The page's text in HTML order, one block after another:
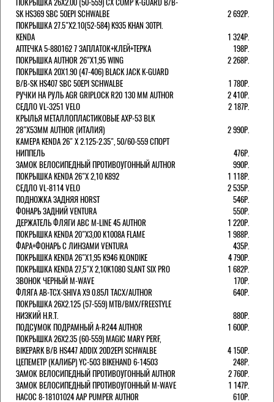
SK HS369 SBC 50EPI SCHWALBE
2 692Р.
ПОКРЫШКА 27.5"Х2.10(52-584) K935 KHAN 30TPI.
KENDA
1 324Р.
АПТЕЧКА 5-880162 7 ЗАПЛАТОК+КЛЕЙ+ТЕРКА
198Р.
ПОКРЫШКА AUTHOR 26"Х1,95 WING
2 268Р.
ПОКРЫШКА 20X1.90 (47-406) BLACK JACK K-GUARD
B/B-SK HS407 SBC 50EPI SCHWALBE
1 780Р.
РУЧКИ НА РУЛЬ AGR GRIPLOCK R20 130 ММ AUTHOR
2 410Р.
СЕДЛО VL-3251 VELO
2 187Р.
КРЫЛЬЯ МЕТАЛЛОПЛАСТИКОВЫЕ AXP-53 BLK
28"Х53ММ AUTHOR (ИТАЛИЯ)
2 990Р.
КАМЕРА KENDA 26" Х 2.125-2.35", 50/60-559 СПОРТ
НИППЕЛЬ
476Р.
ЗАМОК ВЕЛОСИПЕДНЫЙ ПРОТИВОУГОННЫЙ AUTHOR
990Р.
ПОКРЫШКА KENDA 26"Х 2,10 K892
1 118Р.
СЕДЛО VL-8114 VELO
2 535Р.
ПОДНОЖКА ЗАДНЯЯ HORST
546Р.
ФОНАРЬ ЗАДНИЙ VENTURA
550Р.
ДЕРЖАТЕЛЬ ФЛЯГИ АВС M-LINE 45 AUTHOR
1 220Р.
ПОКРЫШКА KENDA 20"Х3,00 K1008A FLAME
1 988Р.
ФАРА+ФОНАРЬ С ЛИНЗАМИ VENTURA
435Р.
ПОКРЫШКА KENDA 26"Х1,95 K946 KLONDIKE
4 790Р.
ПОКРЫШКА KENDA 27,5"Х 2,10K1080 SLANT SIX PRO
1 682Р.
ЗВОНОК ЧЕРНЫЙ M-WAVE
170Р.
ФЛЯГА AB-TCX-SHIVA X9 0.85Л TACX/AUTHOR
640Р.
ПОКРЫШКА 26X2.125 (57-559) MTB/BMX/FREESTYLE
НИЗКИЙ H.R.T.
880Р.
ПОДСУМОК ПОДРАМНЫЙ A-R244 AUTHOR
1 600Р.
ПОКРЫШКА 26X2.35 (60-559) MAGIC MARY PERF,
BIKEPARK B/B HS447 ADDIX 20D2EPI SCHWALBE
4 150Р.
ЦЕПЕМЕТР (КАЛИБР) YC-503 BIKEHAND 6-14503
248Р.
ЗАМОК ВЕЛОСИПЕДНЫЙ ПРОТИВОУГОННЫЙ AUTHOR
2 760Р.
ЗАМОК ВЕЛОСИПЕДНЫЙ ПРОТИВОУГОННЫЙ M-WAVE
1 147Р.
НАСОС 8-18101024 AAP PUMPER AUTHOR
610Р.